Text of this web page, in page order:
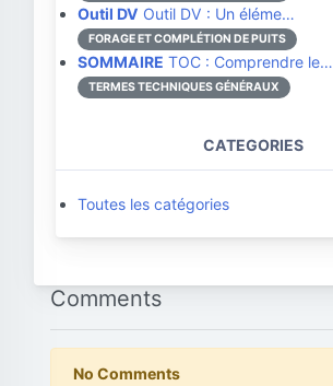
Outil DV Outil DV : Un éléme…
FORAGE ET COMPLÉTION DE PUITS
SOMMAIRE TOC : Comprendre le…
TERMES TECHNIQUES GÉNÉRAUX
CATEGORIES
Toutes les catégories
Comments
No Comments